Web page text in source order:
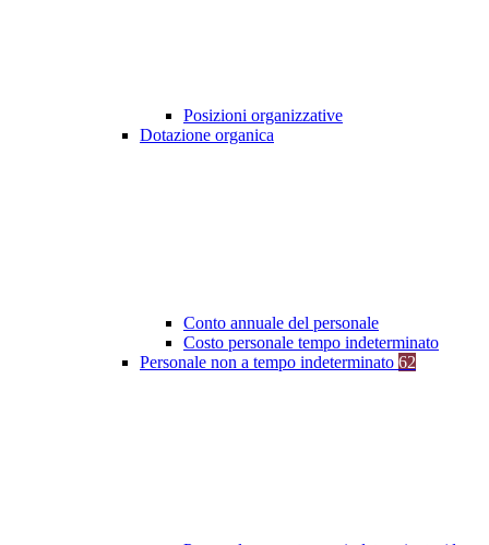
Posizioni organizzative
Dotazione organica
Conto annuale del personale
Costo personale tempo indeterminato
Personale non a tempo indeterminato 62